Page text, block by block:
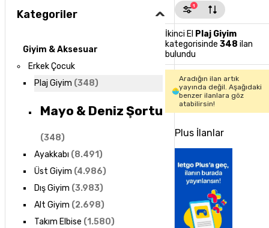
Kategoriler
Giyim & Aksesuar
Erkek Çocuk
Plaj Giyim (348)
Mayo & Deniz Şortu
(348)
Ayakkabı (8.491)
Üst Giyim (4.986)
Dış Giyim (3.983)
Alt Giyim (2.698)
Takım Elbise (1.580)
1
İkinci El Plaj Giyim
kategorisinde 348 ilan
bulundu
Aradığın ilan artık
yayında değil. Aşağıdaki
benzer ilanlara göz
atabilirsin!
Plus İlanlar